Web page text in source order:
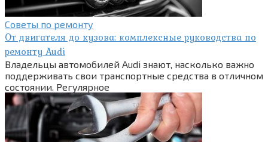
Советы по ремонту
От двигателя до кузова: комплексные руководства по
ремонту Audi
Владельцы автомобилей Audi знают, насколько важно
поддерживать свои транспортные средства в отличном
состоянии. Регулярное